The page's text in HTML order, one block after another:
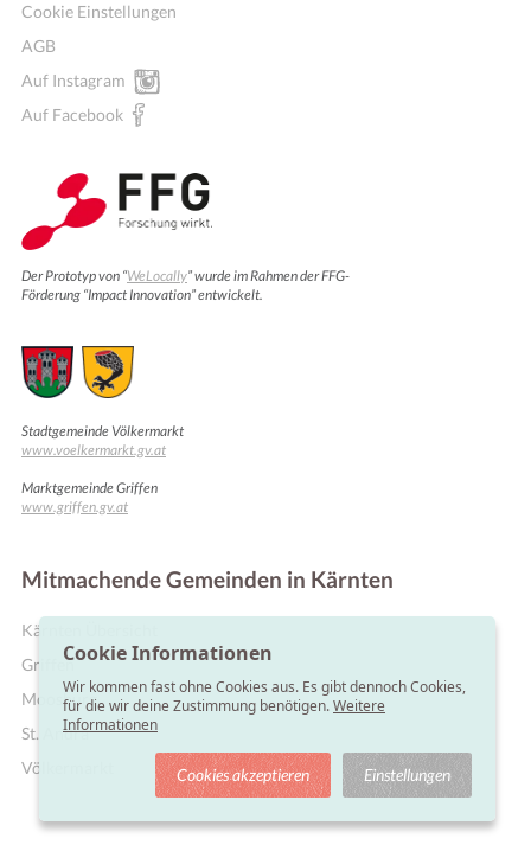
Cookie Einstellungen
AGB
Auf Instagram
Auf Facebook
Der Prototyp von “WeLocally” wurde im Rahmen der FFG-
Förderung “Impact Innovation” entwickelt.
Stadtgemeinde Völkermarkt
www.voelkermarkt.gv.at
Marktgemeinde Griffen
www.griffen.gv.at
Mitmachende Gemeinden in Kärnten
Kärnten Übersicht
Griffen
Moosburg
St. Andrä
Völkermarkt
Cookie Informationen
Wir kommen fast ohne Cookies aus. Es gibt dennoch Cookies,
für die wir deine Zustimmung benötigen.Weitere
Informationen
Cookies akzeptieren Einstellungen